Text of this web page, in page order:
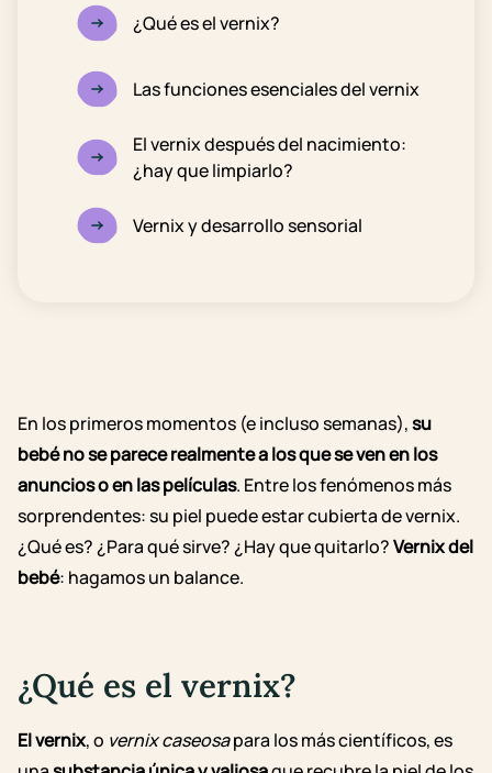
¿Qué es el vernix?
Las funciones esenciales del vernix
El vernix después del nacimiento:
¿hay que limpiarlo?
Vernix y desarrollo sensorial
En los primeros momentos (e incluso semanas),su
bebé no se parece realmente a los que se ven en los
anuncios o en las películas. Entre los fenómenos más
sorprendentes: su piel puede estar cubierta de vernix.
¿Qué es? ¿Para qué sirve? ¿Hay que quitarlo?Vernix del
bebé: hagamos un balance.
¿Qué es el vernix?
El vernix, o vernix caseosapara los más científicos, es